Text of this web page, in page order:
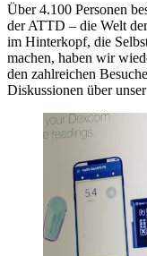
Über 4.100 Personen
der ATTD – die Welt
im Hinterkopf, die
machen, haben wir
den zahlreichen
Diskussionen über